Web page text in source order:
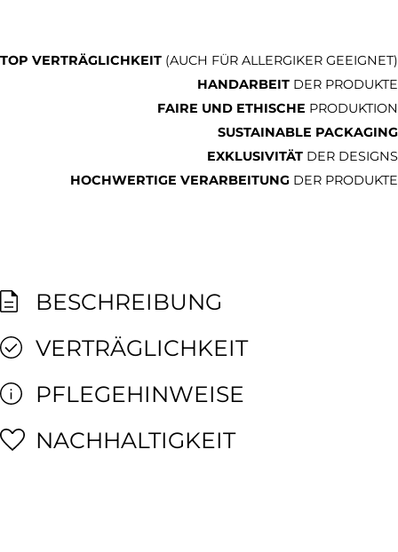
TOP VERTRÄGLICHKEIT (AUCH FÜR ALLERGIKER GEEIGNET)
HANDARBEIT DER PRODUKTE
FAIRE UND ETHISCHE PRODUKTION
SUSTAINABLE PACKAGING
EXKLUSIVITÄT DER DESIGNS
HOCHWERTIGE VERARBEITUNG DER PRODUKTE
BESCHREIBUNG
VERTRÄGLICHKEIT
PFLEGEHINWEISE
NACHHALTIGKEIT